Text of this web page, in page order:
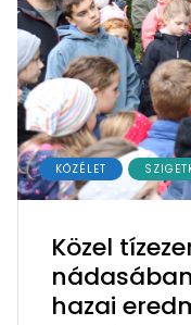
KÖZÉLET
Közel
hazai